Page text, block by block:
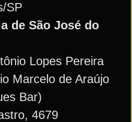
SP
de São José do
Lopes Pereira
Marcelo de Araújo
Bar)
4679